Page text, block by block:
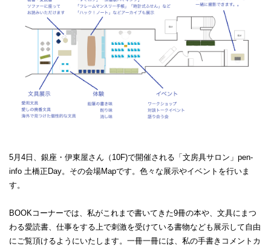
5月4日、銀座・伊東屋さん（10F)で開催される「文房具サロン」pen-
info 土橋正Day。その会場Mapです。色々な展示やイベントを行いま
す。
BOOKコーナーでは、私がこれまで書いてきた9冊の本や、文具にまつ
わる愛読書、仕事をする上で刺激を受けている書物なども展示して自由
にご覧頂けるようにいたします。一冊一冊には、私の手書きコメントカ